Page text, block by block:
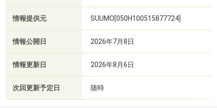
情報提供元 SUUMO[050H100515877724]
情報公開日 2026年7月8日
情報更新日 2026年8月6日
次回更新予定日 随時